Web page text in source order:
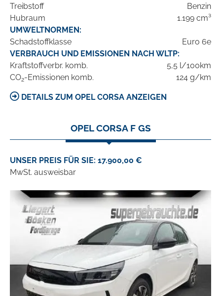
Treibstoff
Benzin
Hubraum
1.199 cm³
UMWELTNORMEN:
Schadstoffklasse
Euro 6e
VERBRAUCH UND EMISSIONEN NACH WLTP:
Kraftstoffverbr. komb.
5,5 l/100km
CO2-Emissionen komb. 124 g/km
DETAILS ZUM OPEL CORSA ANZEIGEN
OPEL CORSA F GS
UNSER PREIS FÜR SIE: 17.900,00 €
MwSt. ausweisbar